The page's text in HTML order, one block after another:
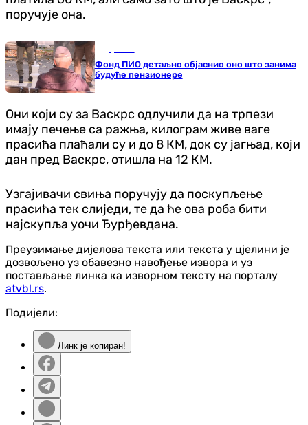
поручује она.
Фонд ПИО детаљно објаснио оно што занима
будуће пензионере
Они који су за Васкрс одлучили да на трпези
имају печење са ражња, килограм живе ваге
прасића плаћали су и до 8 КМ, док су јагњад, који
дан пред Васкрс, отишла на 12 КМ.
Узгајивачи свиња поручују да поскупљење
прасића тек слиједи, те да ће ова роба бити
најскупља уочи Ђурђевдана.
Преузимање дијелова текста или текста у цјелини је
дозвољено уз обавезно навођење извора и уз
постављање линка ка изворном тексту на порталу
atvbl.rs.
Подијели:
Линк је копиран!